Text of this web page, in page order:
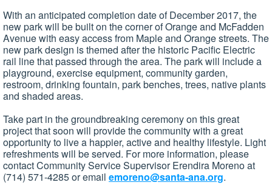
With an anticipated completion date of December 2017, the
new park will be built on the corner of Orange and McFadden
Avenue with easy access from Maple and Orange streets. The
new park design is themed after the historic Pacific Electric
rail line that passed through the area. The park will include a
playground, exercise equipment, community garden,
restroom, drinking fountain, park benches, trees, native plants
and shaded areas.
Take part in the groundbreaking ceremony on this great
project that soon will provide the community with a great
opportunity to live a happier, active and healthy lifestyle. Light
refreshments will be served. For more information, please
contact Community Service Supervisor Erendira Moreno at
(714) 571-4285 or email emoreno@santa-ana.org.